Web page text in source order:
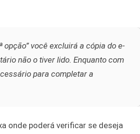
opção” você excluirá a cópia do e-
não o tiver lido. Enquanto com
para completar a
onde poderá verificar se deseja